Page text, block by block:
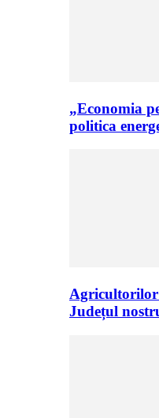
„Economia
politica
Agricultorilor
Județul